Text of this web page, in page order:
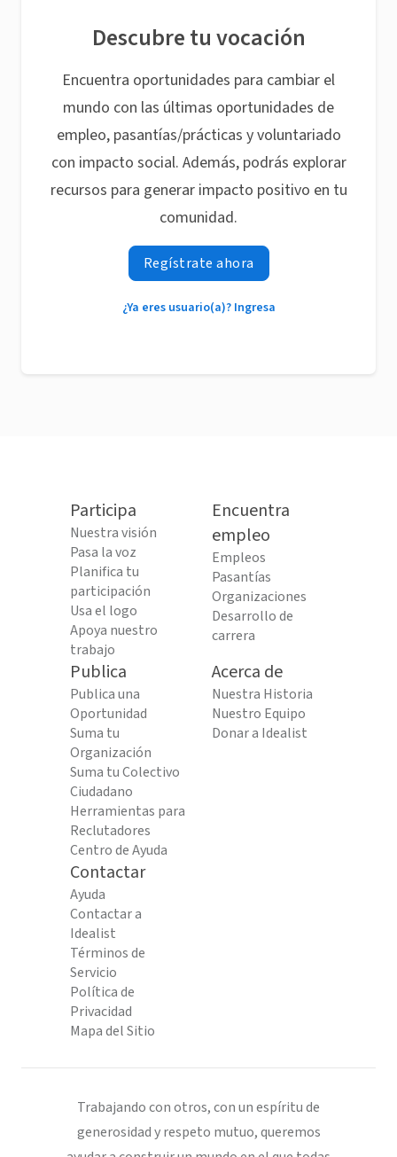
Descubre tu vocación
Encuentra oportunidades para cambiar el
mundo con las últimas oportunidades de
empleo, pasantías/prácticas y voluntariado
con impacto social. Además, podrás explorar
recursos para generar impacto positivo en tu
comunidad.
Regístrate ahora
¿Ya eres usuario(a)? Ingresa
Participa
Nuestra visión
Pasa la voz
Planifica tu
participación
Usa el logo
Apoya nuestro
trabajo
Encuentra
empleo
Empleos
Pasantías
Organizaciones
Desarrollo de
carrera
Publica
Publica una
Oportunidad
Suma tu
Organización
Suma tu Colectivo
Ciudadano
Herramientas para
Reclutadores
Centro de Ayuda
Acerca de
Nuestra Historia
Nuestro Equipo
Donar a Idealist
Contactar
Ayuda
Contactar a
Idealist
Términos de
Servicio
Política de
Privacidad
Mapa del Sitio
Trabajando con otros, con un espíritu de
generosidad y respeto mutuo, queremos